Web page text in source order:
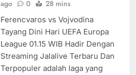
ago
0 28 mins
Ferencvaros vs Vojvodina
Tayang Dini Hari UEFA Europa
League 01.15 WIB Hadir Dengan
Streaming Jalalive Terbaru Dan
Terpopuler adalah laga yang